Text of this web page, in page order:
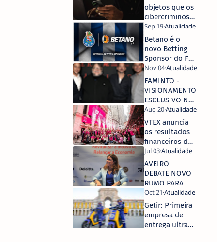
objetos que os
cibercriminosos
estão a utilizar
para espiar as
nossas casas
Betano é o
novo Betting
Sponsor do FC
Porto
FAMINTO -
VISIONAMENTO
ESCLUSIVO NO
BEYOND FEST,
EM NOVA
IORQUE - NOS
CINEMAS A 11
DE NOVEMBRO
VTEX anuncia
os resultados
financeiros do
segundo
trimestre de
2021
AVEIRO
DEBATE NOVO
RUMO PARA A
ECONOMIA
PORTUGUESA
Getir: Primeira
empresa de
entrega ultra-